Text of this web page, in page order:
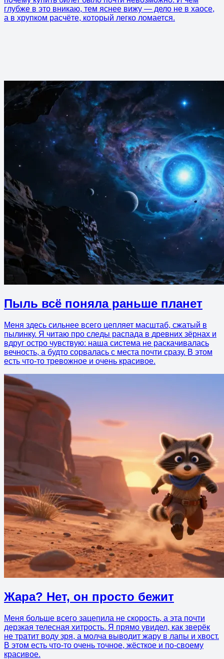
глубже в это вникаю, тем яснее вижу — дело не в хаосе,
а в хрупком расчёте, который легко ломается.
Пыль всё поняла раньше планет
Меня здесь сильнее всего цепляет масштаб, сжатый в
пылинку. Я читаю про следы распада в древних зёрнах и
вдруг остро чувствую: наша система не раскачивалась
вечность, а будто сорвалась с места почти сразу. В этом
есть что-то тревожное и очень красивое.
Жара? Нет, он просто бежит
Меня больше всего зацепила не скорость, а эта почти
дерзкая телесная хитрость. Я прямо увидел, как зверёк
не тратит воду зря, а молча выводит жару в лапы и хвост.
В этом есть что-то очень точное, жёсткое и по-своему
красивое.